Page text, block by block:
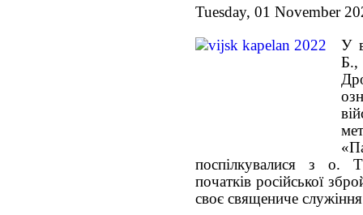
Tuesday, 01 November
У
поспілкувалися з о.
початків російської
своє священиче